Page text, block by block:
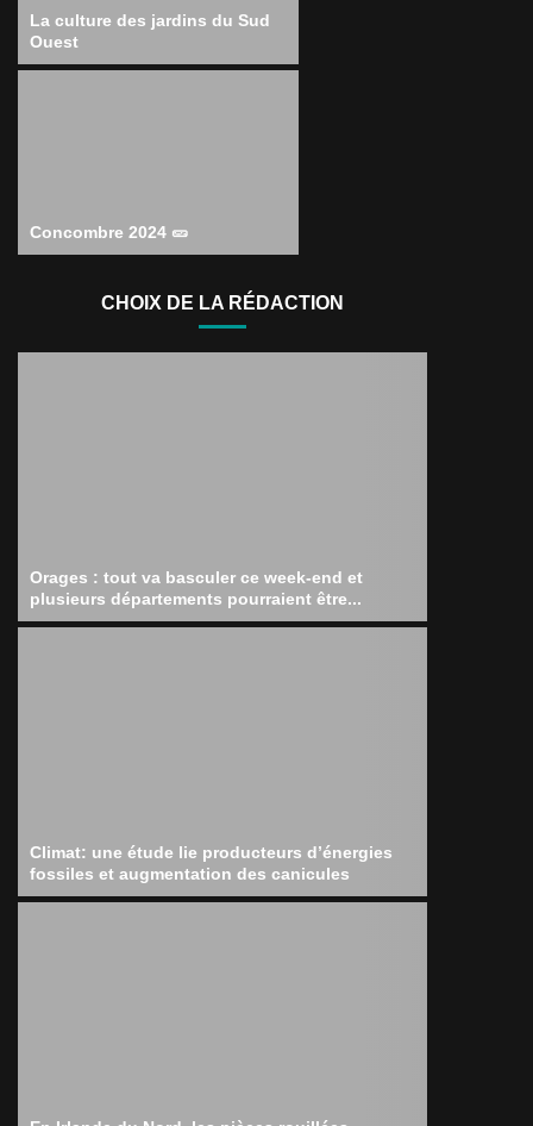
La culture des jardins du Sud
Ouest
Concombre 2024 🥒
CHOIX DE LA RÉDACTION
Orages : tout va basculer ce week-end et
plusieurs départements pourraient être...
Climat: une étude lie producteurs d’énergies
fossiles et augmentation des canicules